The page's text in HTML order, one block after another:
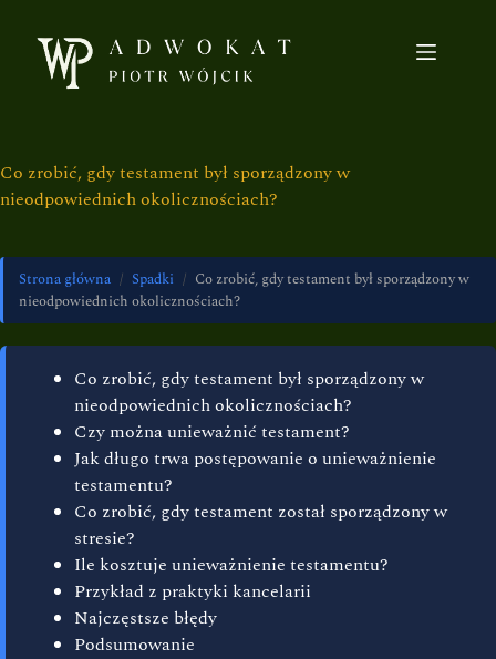
Co zrobić, gdy testament był sporządzony w
nieodpowiednich okolicznościach?
Strona główna / Spadki / Co zrobić, gdy testament był sporządzony w
nieodpowiednich okolicznościach?
Co zrobić, gdy testament był sporządzony w
nieodpowiednich okolicznościach?
Czy można unieważnić testament?
Jak długo trwa postępowanie o unieważnienie
testamentu?
Co zrobić, gdy testament został sporządzony w
stresie?
Ile kosztuje unieważnienie testamentu?
Przykład z praktyki kancelarii
Najczęstsze błędy
Podsumowanie